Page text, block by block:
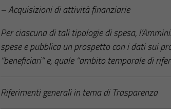
– Acquisizioni di attività finanziarie
Per ciascuna di tali tipologie di spesa,
spese e pubblica un prospetto con i dati sui
“beneficiari” e, quale “ambito temporale di
Riferimenti generali in tema di Trasparenza